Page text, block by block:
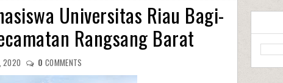
Universitas Riau Bagi-
Rangsang Barat
2020 0 COMMENTS